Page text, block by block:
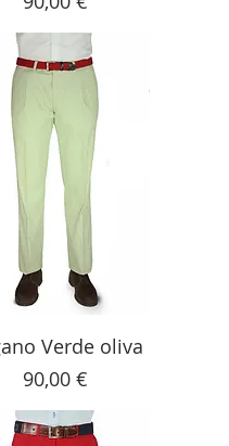
Verde oliva
Precio
90,00 €